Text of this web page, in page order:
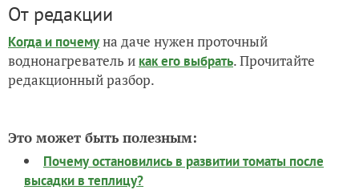
От редакции
Когда и почемуна даче нужен проточный
воднонагреватель и как его выбрать. Прочитайте
редакционный разбор.
Это может быть полезным:
Почему остановились в развитии томаты после
высадки в теплицу?